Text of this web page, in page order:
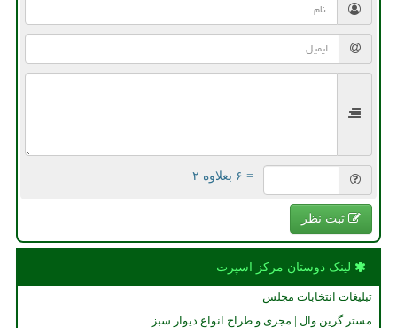
= ۶ بعلاوه ۲
ثبت نظر
لینک دوستان مركز اسپرت
تبلیغات انتخابات مجلس
مستر گرین وال | مجری و طراح انواع دیوار سبز